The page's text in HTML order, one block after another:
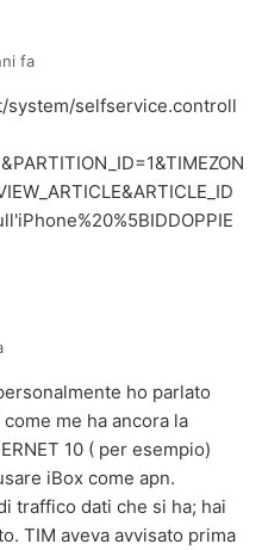
fa
selfservice.controll
ho parlato
me ha ancora la
10 ( per esempio)
iBox come apn.
traffico dati che si ha; hai
TIM aveva avvisato prima